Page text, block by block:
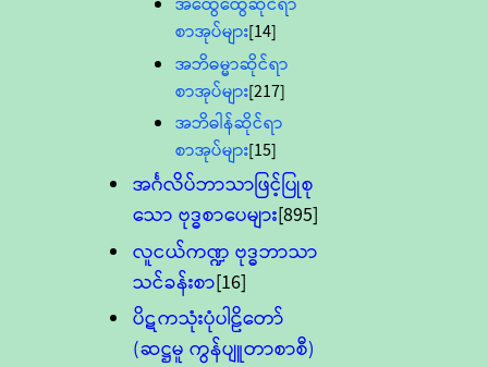
စာအုပ်များ[14]
အဘိဓမ္မာဆိုင်ရာ
စာအုပ်များ[217]
အဘိဓါန်ဆိုင်ရာ
စာအုပ်များ[15]
အင်္ဂလိပ်ဘာသာဖြင့်ပြုစု
သော ဗုဒ္ဓစာပေများ[895]
လူငယ်ကဏ္ဍ ဗုဒ္ဓဘာသာ
သင်ခန်းစာ[16]
ပိဋကသုံးပုံပါဠိတော်
(ဆဋ္ဌမူ ကွန်ပျူတာစာစီ)